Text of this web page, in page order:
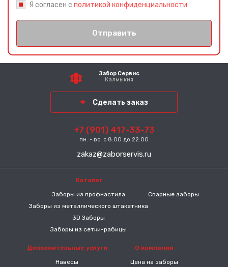
Я согласен с политикой конфиденциальности
Отправить
Забор Сервис
Калмыкия
Сделать заказ
+7 (901) 417-33-73
пн. - вс. с 8:00 до 22:00
zakaz@zaborservis.ru
Каталог
Заборы из профнастила
Заборы из металлического штакетника
3D Заборы
Заборы из сетки-рабицы
Сварные заборы
Дополнительные услуги
Навесы
О компании
Цена на заборы